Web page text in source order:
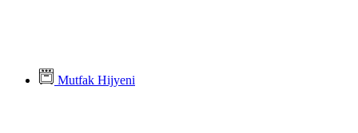
Mutfak Hijyeni